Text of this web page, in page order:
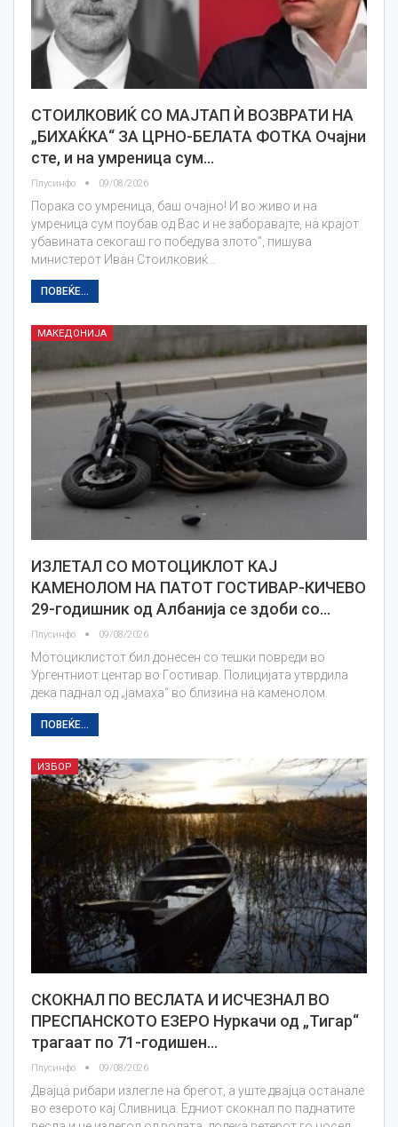
СТОИЛКОВИЌ СО МАЈТАП Ѝ ВОЗВРАТИ НА
„БИХАЌКА“ ЗА ЦРНО-БЕЛАТА ФОТКА Очајни
сте, и на умреница сум…
Плусинфо 09/08/2026
Порака со умреница, баш очајно! И во живо и на
умреница сум поубав од Вас и не заборавајте, на крајот
убавината секогаш го победува злото”, пишува
министерот Иван Стоилковиќ…
ПОВЕЌЕ...
МАКЕДОНИЈА
ИЗЛЕТАЛ СО МОТОЦИКЛОТ КАЈ
КАМЕНОЛОМ НА ПАТОТ ГОСТИВАР-КИЧЕВО
29-годишник од Албанија се здоби со…
Плусинфо 09/08/2026
Мотоциклистот бил донесен со тешки повреди во
Ургентниот центар во Гостивар. Полицијата утврдила
дека паднал од „јамаха“ во близина на каменолом.
ПОВЕЌЕ...
ИЗБОР
СКОКНАЛ ПО ВЕСЛАТА И ИСЧЕЗНАЛ ВО
ПРЕСПАНСКОТО ЕЗЕРО Нуркачи од „Тигар“
трагаат по 71-годишен…
Плусинфо 09/08/2026
Двајца рибари излегле на брегот, а уште двајца останале
во езерото кај Сливница. Едниот скокнал по паднатите